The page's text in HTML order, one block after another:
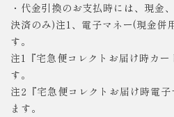
・代金引換のお支払時には、現金
決済のみ)注1、電子マネー(現金併
す。
注1『宅急便コレクトお届け時カー
す。
注2『宅急便コレクトお届け時電
ます。